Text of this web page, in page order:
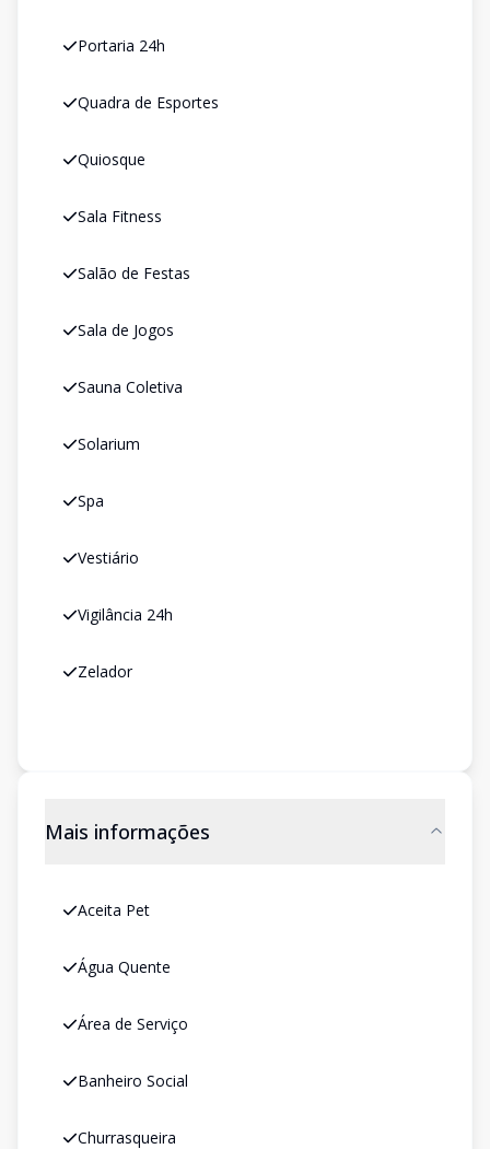
Portaria 24h
Quadra de Esportes
Quiosque
Sala Fitness
Salão de Festas
Sala de Jogos
Sauna Coletiva
Solarium
Spa
Vestiário
Vigilância 24h
Zelador
Mais informações
Aceita Pet
Água Quente
Área de Serviço
Banheiro Social
Churrasqueira